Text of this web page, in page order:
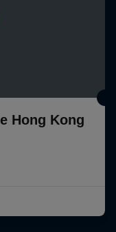
Hong Kong